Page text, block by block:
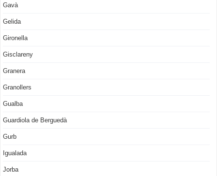
Gavà
Gelida
Gironella
Gisclareny
Granera
Granollers
Gualba
Guardiola de Berguedà
Gurb
Igualada
Jorba